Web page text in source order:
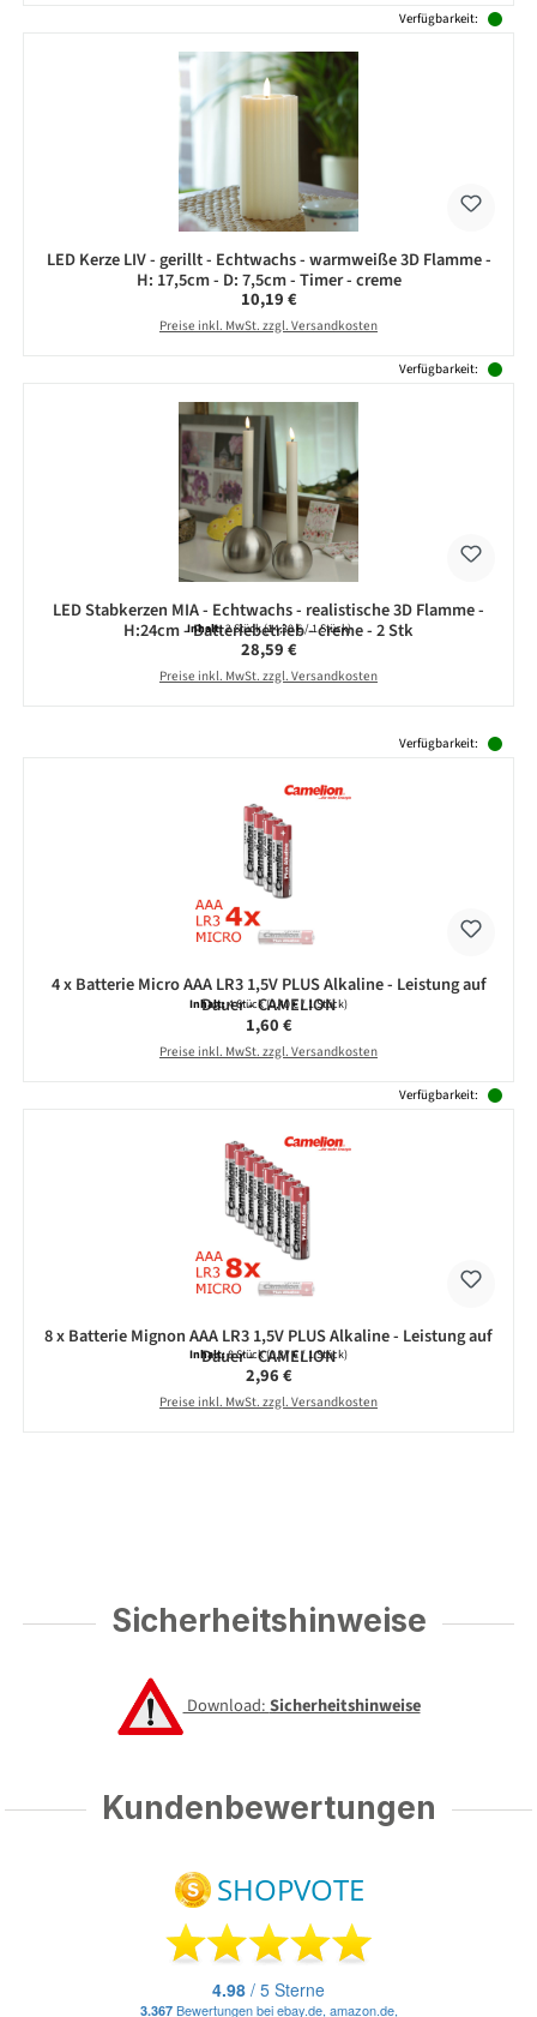
Verfügbarkeit:
LED Kerze LIV - gerillt - Echtwachs - warmweiße 3D Flamme -
H: 17,5cm - D: 7,5cm - Timer - creme
Regulärer Preis:
10,19 €
Preise inkl. MwSt. zzgl. Versandkosten
Verfügbarkeit:
LED Stabkerzen MIA - Echtwachs - realistische 3D Flamme -
H:24cm - Batteriebetrieb - creme - 2 Stk
Inhalt:2 Stück(14,30 € / 1 Stück)
Regulärer Preis:
28,59 €
Preise inkl. MwSt. zzgl. Versandkosten
Verfügbarkeit:
4 x Batterie Micro AAA LR3 1,5V PLUS Alkaline - Leistung auf
Dauer - CAMELION
Inhalt:4 Stück(0,40 € / 1 Stück)
Regulärer Preis:
1,60 €
Preise inkl. MwSt. zzgl. Versandkosten
Verfügbarkeit:
8 x Batterie Mignon AAA LR3 1,5V PLUS Alkaline - Leistung auf
Dauer - CAMELION
Inhalt:8 Stück(0,37 € / 1 Stück)
Regulärer Preis:
2,96 €
Preise inkl. MwSt. zzgl. Versandkosten
Sicherheitshinweise
Download:Sicherheitshinweise
Kundenbewertungen